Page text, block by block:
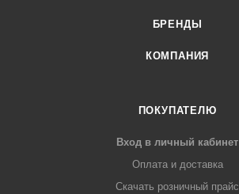
БРЕНДЫ
КОМПАНИЯ
ПОКУПАТЕЛЮ
Вход в личный кабинет
Оплата и доставка
Скачать розничный прайс